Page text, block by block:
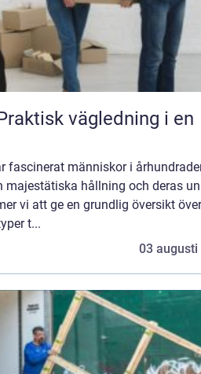
vägledning i en
fascinerat människor i
majestätiska hållning och deras
vi att ge en grundlig översikt över
t...
03 augusti